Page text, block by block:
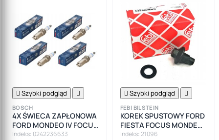
 Szybki podgląd 
BOSCH
4X ŚWIECA ZAPŁONOWA
FORD MONDEO IV FOCUS
II III FIESTA 1.4 1.6
Indeks: 0242236633
 Szybki podgląd 
FEBI BILSTEIN
KOREK SPUSTOWY FORD
FIESTA FOCUS MONDEO
GALAXY KA
Indeks: 21096